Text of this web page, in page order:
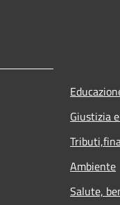
Giustizia
Ambiente
Salute,